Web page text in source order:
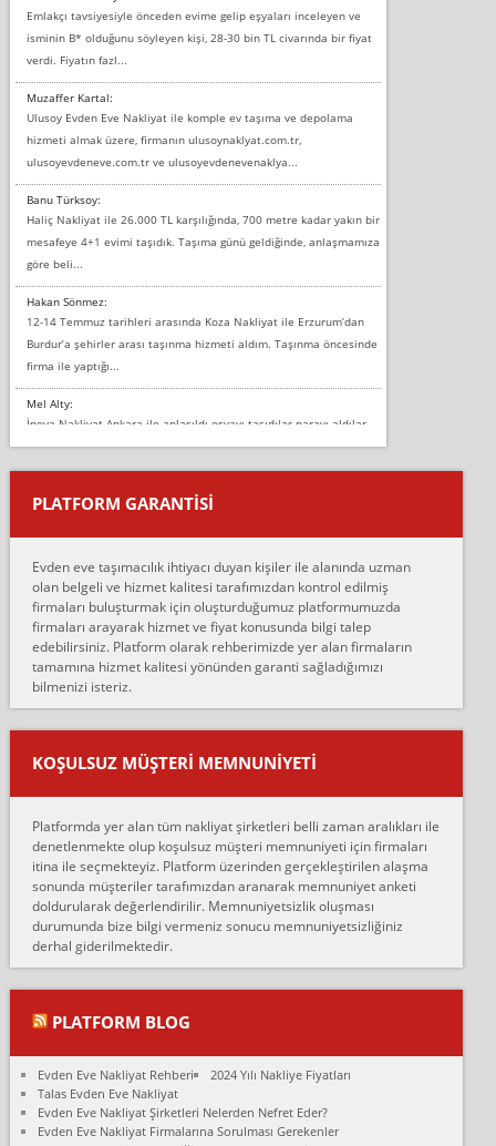
Emlakçı tavsiyesiyle önceden evime gelip eşyaları inceleyen ve
isminin B* olduğunu söyleyen kişi, 28-30 bin TL civarında bir fiyat
verdi. Fiyatın fazl...
Muzaffer Kartal:
Ulusoy Evden Eve Nakliyat ile komple ev taşıma ve depolama
hizmeti almak üzere, firmanın ulusoynaklyat.com.tr,
ulusoyevdeneve.com.tr ve ulusoyevdenevenaklya...
Banu Türksoy:
Haliç Nakliyat ile 26.000 TL karşılığında, 700 metre kadar yakın bir
mesafeye 4+1 evimi taşıdık. Taşıma günü geldiğinde, anlaşmamıza
göre beli...
Hakan Sönmez:
12-14 Temmuz tarihleri arasında Koza Nakliyat ile Erzurum’dan
Burdur’a şehirler arası taşınma hizmeti aldım. Taşınma öncesinde
firma ile yaptığı...
Mel Alty:
İnova Nakliyat Ankara ile anlaşıldı eşyayı taşıdılar parayı aldılar.
Salon duvarına bir baktım birisi boydan alüminyum renkli bantı
yapıştırm...
Murat:
çalıştıklarını, müş...
Ahmet:
Lüleburgaz güngünes evden eve naklyat eşyalarımı taşımak için
anlaştık sabah eve geldiklerinde de eşyalarımı düzgün şekilde
sarcaz demelerine r...
mehmet güldü:
Ankara ALİCANLAR NAKLİYAT Tutarsız ve ticari ahlak problemleri
var verdikleri fiyat teklifini arttırdılar. Sonrasında taşıma gününde
oldukça tutarsı...
Ankara Alicanlar naklyat tel 5465524025. 2600 TL'ye ankaradan
Konya ya Alicanlar naklyat la anlaştık bu şahıs evin taşınacağı gün
fiyatın mazoto gele...
Fatih kokmese:
Diyarbakır dan eşyamı getirtmek için anlaştım sözleşme yaptım.
Son anda fiyat artırdılar.. mecburiyetten tasittim.. bu kişiler ağrılı
Ali:
olduk. Asansörlü dediler sonra uraya asansör kurulmaz dediler
fark istediler. ortada asa...
Nimet:
Ben 2021 Ağustos ilk haftası Evimi taşıdım yani İstanbul'un bir
PLATFORM GARANTİSİ
Evden eve taşımacılık ihtiyacı duyan kişiler ile alanında uzman
olan belgeli ve hizmet kalitesi tarafımızdan kontrol edilmiş
firmaları buluşturmak için oluşturduğumuz platformumuzda
firmaları arayarak hizmet ve fiyat konusunda bilgi talep
edebilirsiniz. Platform olarak rehberimizde yer alan firmaların
tamamına hizmet kalitesi yönünden garanti sağladığımızı
bilmenizi isteriz.
KOŞULSUZ MÜŞTERI MEMNUNIYETI
Platformda yer alan tüm nakliyat şirketleri belli zaman aralıkları ile
denetlenmekte olup koşulsuz müşteri memnuniyeti için firmaları
itina ile seçmekteyiz. Platform üzerinden gerçekleştirilen alaşma
sonunda müşteriler tarafımızdan aranarak memnuniyet anketi
doldurularak değerlendirilir. Memnuniyetsizlik oluşması
durumunda bize bilgi vermeniz sonucu memnuniyetsizliğiniz
derhal giderilmektedir.
PLATFORM BLOG
Evden Eve Nakliyat Rehberi
2024 Yılı Nakliye Fiyatları
Talas Evden Eve Nakliyat
Evden Eve Nakliyat Şirketleri Nelerden Nefret Eder?
Evden Eve Nakliyat Firmalarına Sorulması Gerekenler